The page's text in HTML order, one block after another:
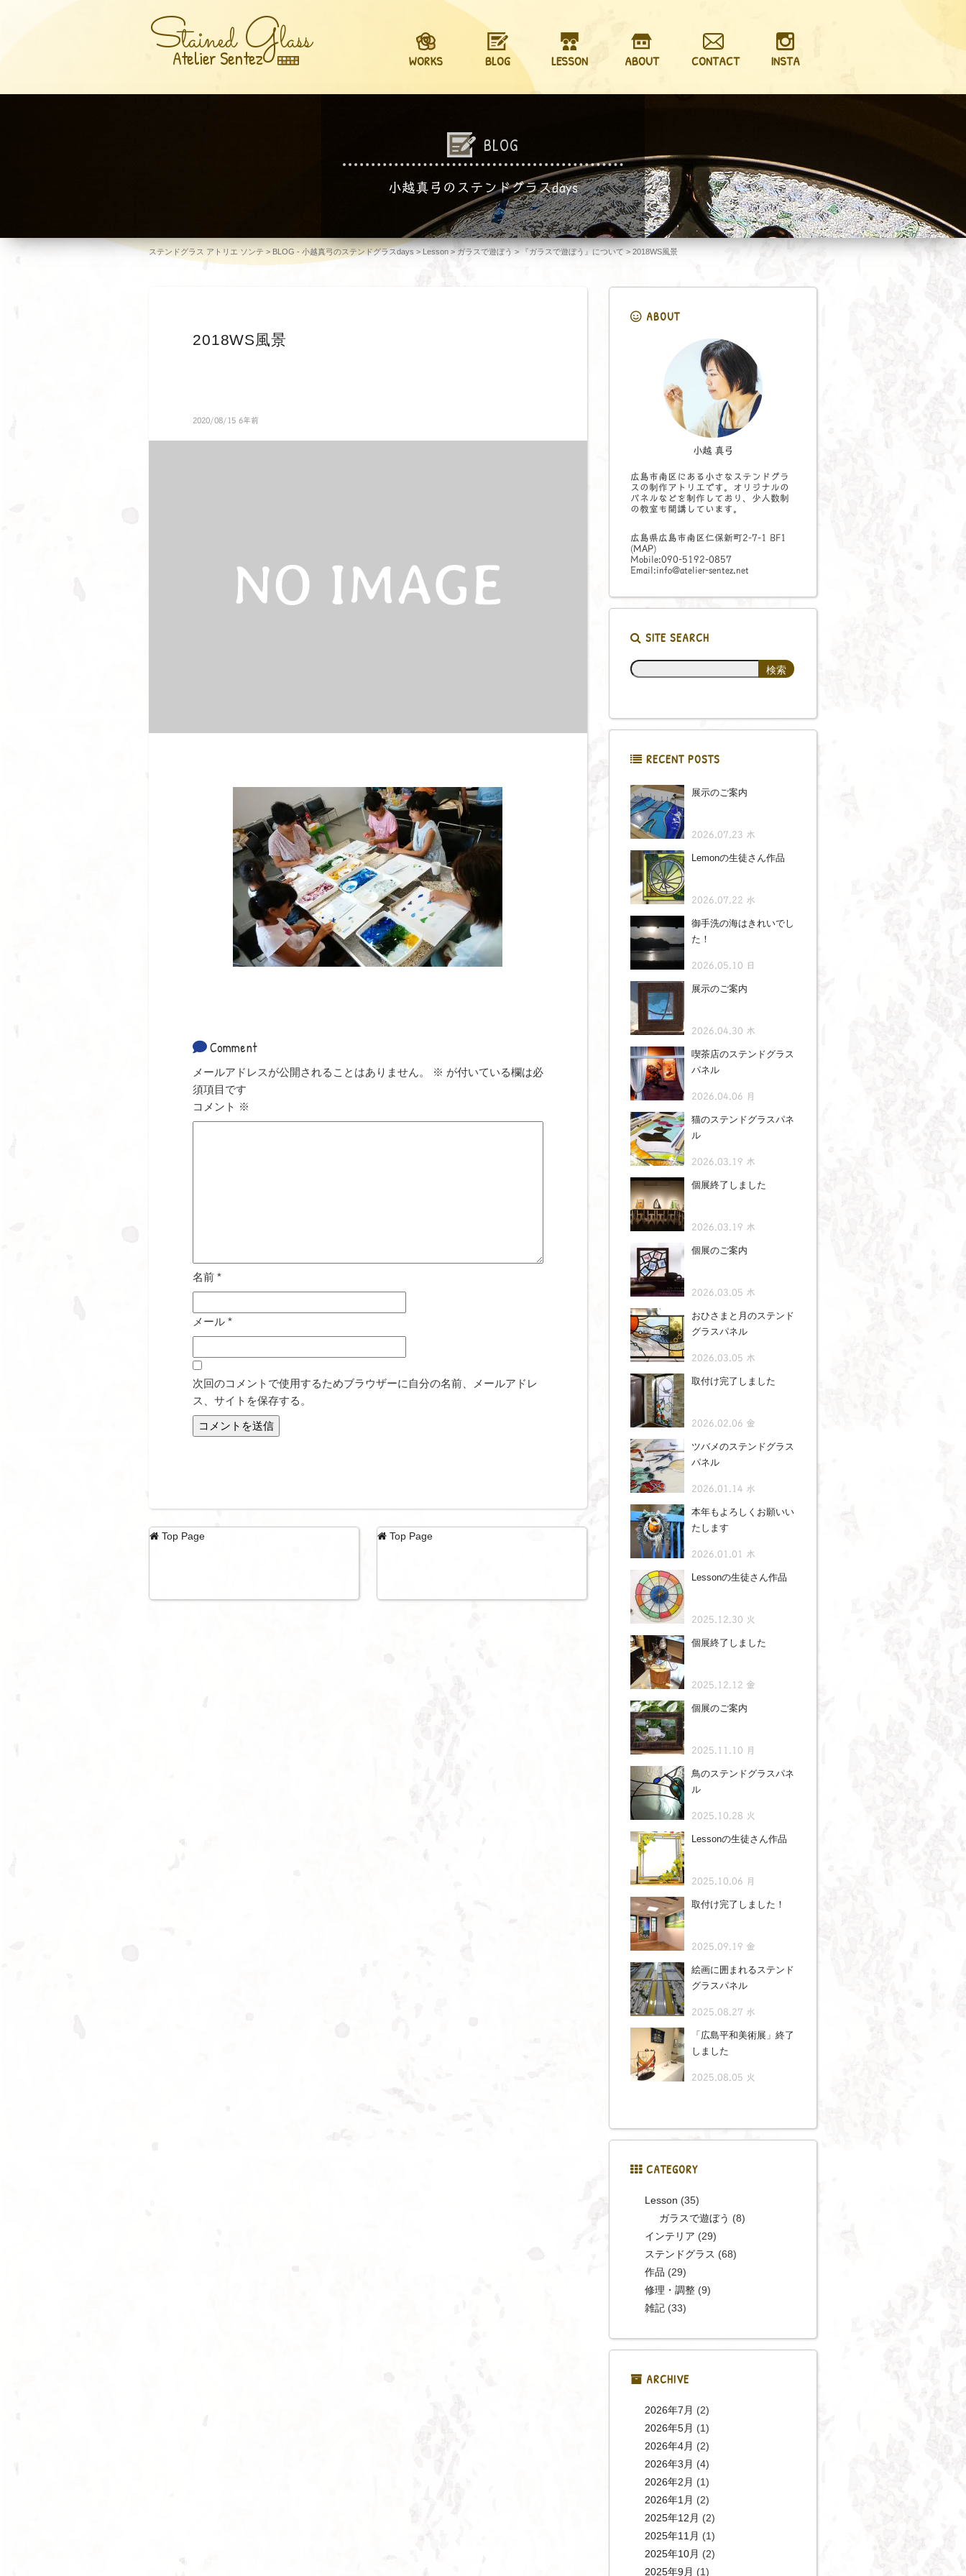
Stained Glass
Atelier Sentez WORKS BLOG LESSON ABOUT CONTACT INSTA
BLOG
小越真弓のステンドグラスdays
ステンドグラス アトリエ ソンテ > BLOG - 小越真弓のステンドグラスdays > Lesson >ガラスで遊ぼう > 『ガラスで遊ぼう』について > 2018WS風景
2018WS風景
2020/08/15 6年前
Comment
メールアドレスが公開されることはありません。 ※ が付いている欄は必
須項目です
コメント ※
名前 *
メール *
次回のコメントで使用するためブラウザーに自分の名前、メールアドレ
ス、サイトを保存する。
Top Page Top Page
ABOUT
小越 真弓
広島市南区にある小さなステンドグラ
スの制作アトリエです。オリジナルの
パネルなどを制作しており、少人数制
の教室も開講しています。
広島県広島市南区仁保新町2-7-1 BF1
(MAP)
Mobile:090-5192-0857
Email:info@atelier-sentez.net
SITE SEARCH
RECENT POSTS
展示のご案内
2026.07.23 木
Lemonの生徒さん作品
2026.07.22 水
御手洗の海はきれいでし
た！
2026.05.10 日
展示のご案内
2026.04.30 木
喫茶店のステンドグラス
パネル
2026.04.06 月
猫のステンドグラスパネ
ル
2026.03.19 木
個展終了しました
2026.03.19 木
個展のご案内
2026.03.05 木
おひさまと月のステンド
グラスパネル
2026.03.05 木
取付け完了しました
2026.02.06 金
ツバメのステンドグラス
パネル
2026.01.14 水
本年もよろしくお願いい
たします
2026.01.01 木
Lessonの生徒さん作品
2025.12.30 火
個展終了しました
2025.12.12 金
個展のご案内
2025.11.10 月
鳥のステンドグラスパネ
ル
2025.10.28 火
Lessonの生徒さん作品
2025.10.06 月
取付け完了しました！
2025.09.19 金
絵画に囲まれるステンド
グラスパネル
2025.08.27 水
「広島平和美術展」終了
しました
2025.08.05 火
CATEGORY
Lesson (35)
ガラスで遊ぼう (8)
インテリア (29)
ステンドグラス (68)
作品 (29)
修理・調整(9)
雑記(33)
ARCHIVE
2026年7月 (2)
2026年5月 (1)
2026年4月 (2)
2026年3月 (4)
2026年2月 (1)
2026年1月 (2)
2025年12月 (2)
2025年11月 (1)
2025年10月 (2)
2025年9月 (1)